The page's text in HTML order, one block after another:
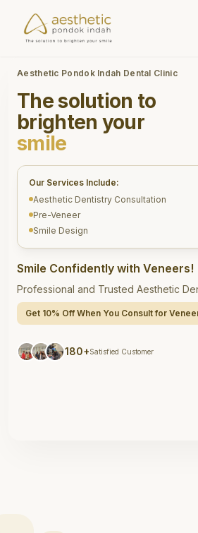
Aesthetic Pondok Indah Dental Clinic
The solution to
brighten your
smile
Our Services Include:
Aesthetic Dentistry Consultation
Pre-Veneer
Smile Design
Smile Confidently with Veneers!
Professional and Trusted Aesthetic
Get 10% Off When You Consult for
180+Satisfied Customer